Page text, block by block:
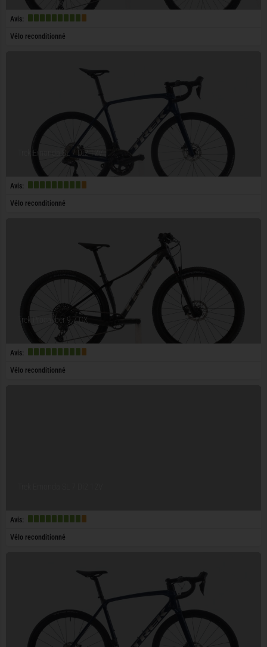
Avis:
Vélo reconditionné
Trek Emonda SL 7 Di2 12V
Avis:
Vélo reconditionné
Trek Procaliber 9.7 GX
Avis:
Vélo reconditionné
Avis:
Vélo reconditionné